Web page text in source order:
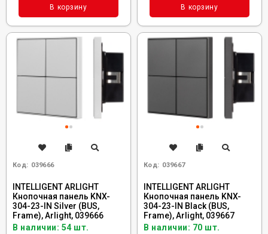
В корзину В корзину
Код: 039666
INTELLIGENT ARLIGHT
Кнопочная панель KNX-
304-23-IN Silver (BUS,
Frame), Arlight, 039666
В наличии: 54 шт.
Код: 039667
INTELLIGENT ARLIGHT
Кнопочная панель KNX-
304-23-IN Black (BUS,
Frame), Arlight, 039667
В наличии: 70 шт.